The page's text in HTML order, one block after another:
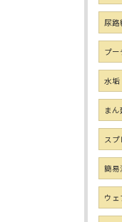
尿路
プ
水垢
ま
ス
簡易
ウェ